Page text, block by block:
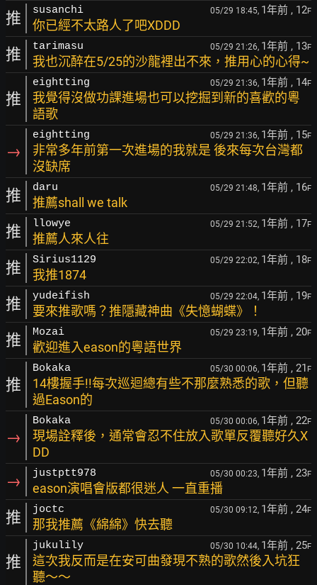
推 susanchi 05/29 18:45, 1年前 , 12F
你已經不太路人了吧XDDD
推 tarimasu 05/29 21:26, 1年前 , 13F
我也沉醉在5/25的沙龍裡出不來，推用心的心得~
推
eightting 05/29 21:36, 1年前 , 14F
我覺得沒做功課進場也可以挖掘到新的喜歡的粵
語歌
→
eightting 05/29 21:36, 1年前 , 15F
非常多年前第一次進場的我就是 後來每次台灣都
沒缺席
推 daru 05/29 21:48, 1年前 , 16F
推薦shall we talk
推 llowye 05/29 21:52, 1年前 , 17F
推薦人來人往
推 Sirius1129 05/29 22:02, 1年前 , 18F
我推1874
推 yudeifish 05/29 22:04, 1年前 , 19F
要來推歌嗎？推隱藏神曲《失憶蝴蝶》！
推 Mozai 05/29 23:19, 1年前 , 20F
歡迎進入eason的粵語世界
推
Bokaka 05/30 00:06, 1年前 , 21 F
14樓握手!!每次巡迴總有些不那麼熟悉的歌，但聽
過Eason的
→
Bokaka 05/30 00:06, 1年前 , 22F
現場詮釋後，通常會忍不住放入歌單反覆聽好久X
DD
→ justptt978 05/30 00:23, 1年前 , 23F
eason演唱會版都很迷人 一直重播
推 joctc 05/30 09:12, 1年前 , 24F
那我推薦《綿綿》快去聽
推
jukulily 05/30 10:44, 1年前 , 25F
這次我反而是在安可曲發現不熟的歌然後入坑狂
聽～～